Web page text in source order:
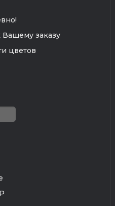
Вашему заказу
цветов